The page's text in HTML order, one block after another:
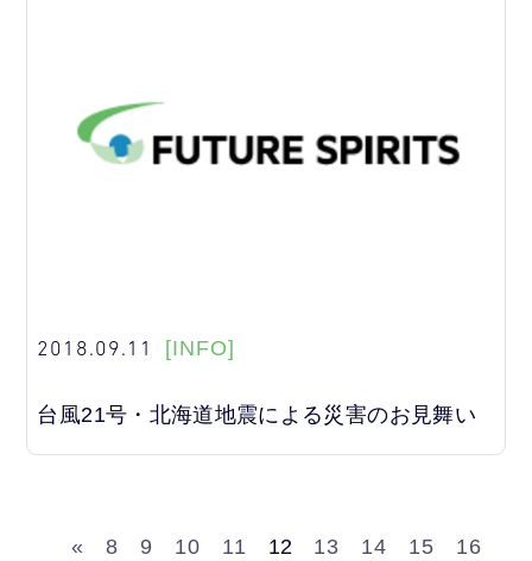
2018.09.11 [INFO]
台風21号・北海道地震による災害のお見舞い
« 8 9 10 11 12 13 14 15
16